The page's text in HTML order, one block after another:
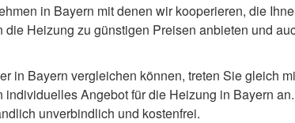
in Bayern mit denen wir kooperieren, die
Heizung zu günstigen Preisen anbieten und
in Bayern vergleichen können, treten Sie gleich
Angebot für die Heizung in Bayern an.
unverbindlich und kostenfrei.